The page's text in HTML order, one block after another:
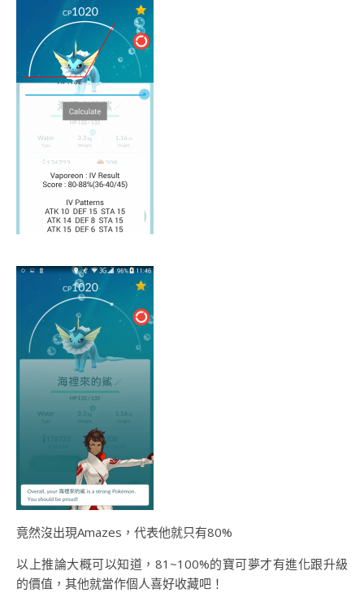
竟然沒出現Amazes，代表他就只有80%
以上推論大概可以知道，81~100%的寶可夢才有進化跟升級
的價值，其他就當作個人喜好收藏吧！